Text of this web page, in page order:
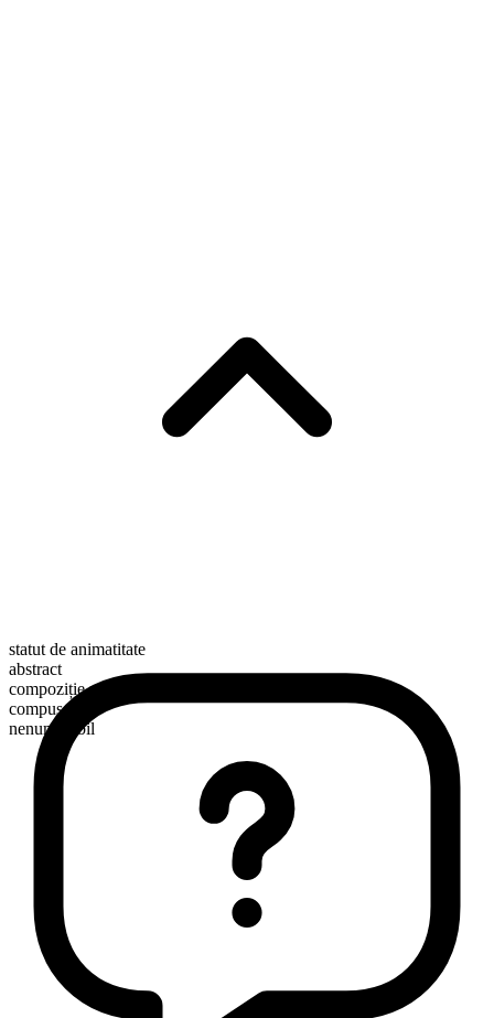
statut de animatitate
abstract
compoziție morfologică
compus
nenumărabil